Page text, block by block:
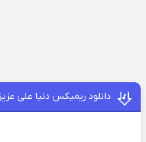
دانلود ریمیکس دنیا علی